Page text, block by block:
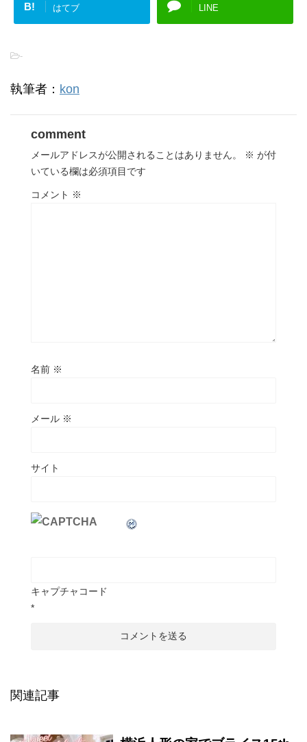
B! はてブ LINE
-
執筆者： kon
comment
メールアドレスが公開されることはありません。 ※ が付
いている欄は必須項目です
コメント ※
名前 ※
メール ※
サイト
キャプチャコード
*
関連記事